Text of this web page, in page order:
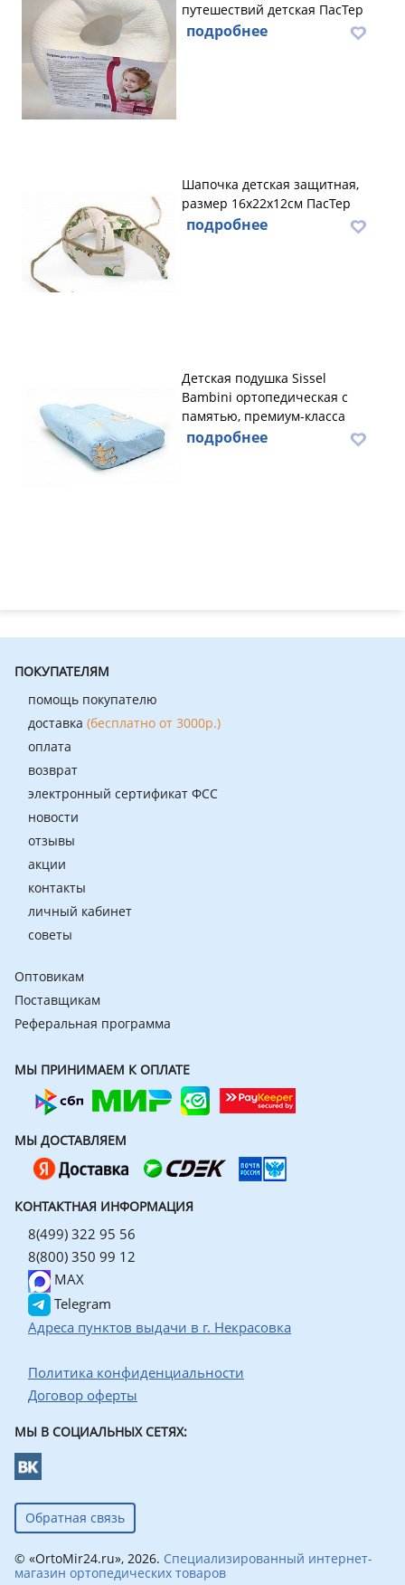
путешествий детская ПасТер
подробнее
Шапочка детская защитная,
размер 16х22х12см ПасТер
подробнее
Детская подушка Sissel
Bambini ортопедическая с
памятью, премиум-класса
подробнее
ПОКУПАТЕЛЯМ
помощь покупателю
доставка (бесплатно от 3000р.)
оплата
возврат
электронный сертификат ФСС
новости
отзывы
акции
контакты
личный кабинет
советы
Оптовикам
Поставщикам
Реферальная программа
МЫ ПРИНИМАЕМ К ОПЛАТЕ
МЫ ДОСТАВЛЯЕМ
КОНТАКТНАЯ ИНФОРМАЦИЯ
8(499) 322 95 56
8(800) 350 99 12
MAX
Telegram
Адреса пунктов выдачи в г. Некрасовка
Политика конфиденциальности
Договор оферты
МЫ В СОЦИАЛЬНЫХ СЕТЯХ:
Обратная связь
© «OrtoMir24.ru», 2026. Специализированный интернет-
магазин ортопедических товаров